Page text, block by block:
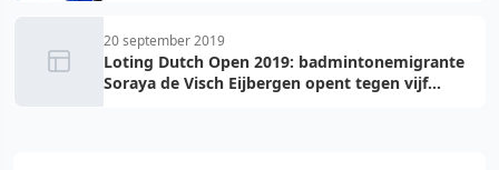
20 september 2019
Loting Dutch Open 2019: badmintonemigrante
Soraya de Visch Eijbergen opent tegen vijf